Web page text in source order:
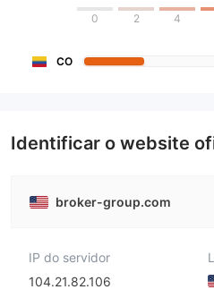
0 2 4
CO
Identificar o website
broker-group.com
IP do servidor
104.21.82.106